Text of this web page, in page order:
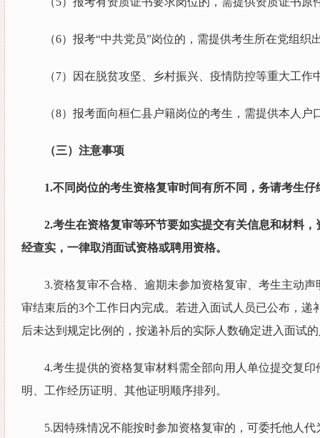
（6）报考“中共党员”岗位的，需提供考生所在党组织
（7）因在脱贫攻坚、乡村振兴、疫情防控等重大工
（8）报考面向桓仁县户籍岗位的考生，需提供本人户
（三）注意事项
1.不同岗位的考生资格复审时间有所不同，务请考生
2.考生在资格复审等环节要如实提交有关信息和材料
经查实，一律取消面试资格或聘用资格。
3.资格复审不合格、逾期未参加资格复审、考生主动
审结束后的3个工作日内完成。若进入面试人员已公布，
后未达到规定比例的，按递补后的实际人数确定进入面试
4.考生提供的资格复审材料需全部向用人单位提交复
明、工作经历证明、其他证明顺序排列。
5.因特殊情况不能按时参加资格复审的，可委托他人